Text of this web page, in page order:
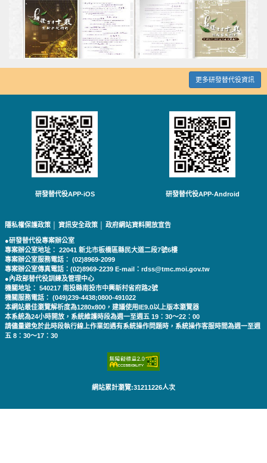
更多研發替代役資訊
研發替代役APP-iOS 研發替代役APP-Android
隱私權保護政策 資訊安全政策 政府網站資料開放宣告
●研發替代役專案辦公室
專案辦公室地址： 22041 新北市板橋區縣民大道二段7號6樓
專案辦公室服務電話： (02)8969-2099
專案辦公室傳真電話：(02)8969-2239 E-mail：rdss@tmc.moi.gov.tw
●內政部替代役訓練及管理中心
機關地址： 540217 南投縣南投市中興新村省府路2號
機關服務電話： (049)239-4438;0800-491022
本網站最佳瀏覽解析度為1280x800，建議使用IE9.0以上版本瀏覽器
本系統為24小時開放，系統維護時段為週一至週五 19：30～22：00
請儘量避免於此時段執行線上作業如遇有系統操作問題時，系統操作客服時間為週一至週
五 8：30～17：30
網站累計瀏覽:31211226人次